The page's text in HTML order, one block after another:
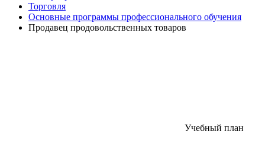
Торговля
Основные программы профессионального обучения
Продавец продовольственных товаров
Учебный план